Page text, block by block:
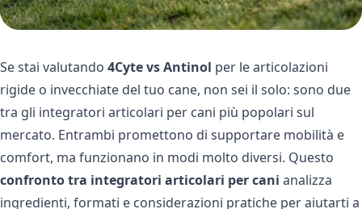
Se stai valutando 4Cyte vs Antinol per le articolazioni
rigide o invecchiate del tuo cane, non sei il solo: sono due
tra gli integratori articolari per cani più popolari sul
mercato. Entrambi promettono di supportare mobilità e
comfort, ma funzionano in modi molto diversi. Questo
confronto tra integratori articolari per cani analizza
ingredienti, formati e considerazioni pratiche per aiutarti a